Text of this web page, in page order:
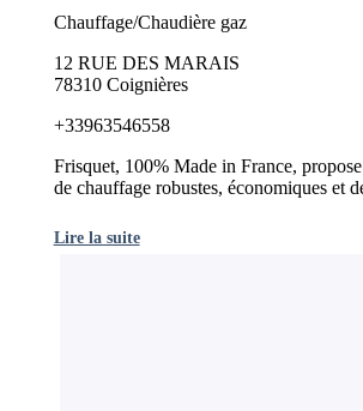
Chauffage/Chaudière gaz
12 RUE DES MARAIS
78310 Coignières
+33963546558
Frisquet, 100% Made in France,
de chauffage robustes, économiques et
Lire la suite